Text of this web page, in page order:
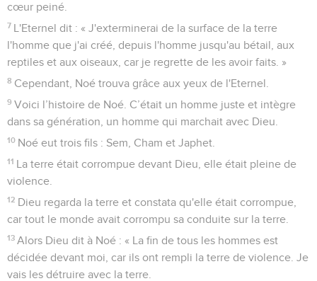
cœur peiné.
7 L'Eternel dit : « J'exterminerai de la surface de la terre
l'homme que j'ai créé, depuis l'homme jusqu'au bétail, aux
reptiles et aux oiseaux, car je regrette de les avoir faits. »
8 Cependant, Noé trouva grâce aux yeux de l'Eternel.
9 Voici l’histoire de Noé. C’était un homme juste et intègre
dans sa génération, un homme qui marchait avec Dieu.
10 Noé eut trois fils : Sem, Cham et Japhet.
11 La terre était corrompue devant Dieu, elle était pleine de
violence.
12 Dieu regarda la terre et constata qu'elle était corrompue,
car tout le monde avait corrompu sa conduite sur la terre.
13 Alors Dieu dit à Noé : « La fin de tous les hommes est
décidée devant moi, car ils ont rempli la terre de violence. Je
vais les détruire avec la terre.